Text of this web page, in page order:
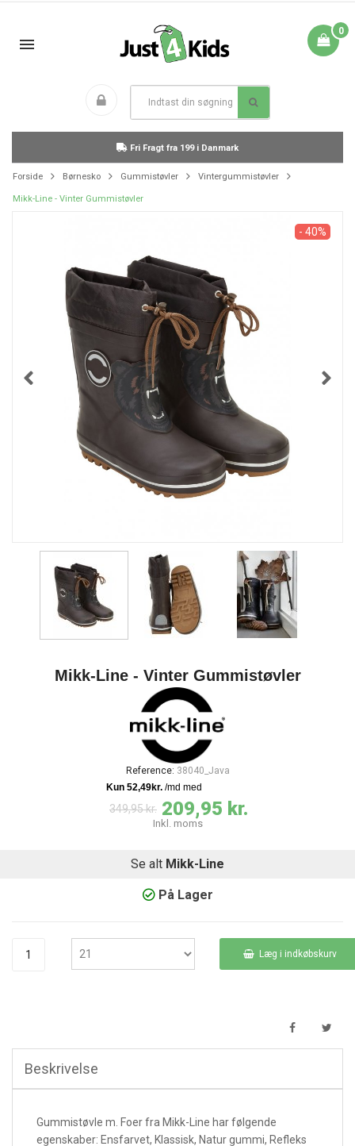
0
Fri Fragt fra 199 i Danmark
Forside Børnesko Gummistøvler Vintergummistøvler
Mikk-Line - Vinter Gummistøvler
- 40%
Mikk-Line - Vinter Gummistøvler
Reference: 38040_Java
349,95 kr. 209,95 kr.
Inkl. moms
Se alt Mikk-Line
På Lager
Læg i indkøbskurv
Beskrivelse
Gummistøvle m. Foer fra Mikk-Line har følgende
egenskaber: Ensfarvet, Klassisk, Natur gummi, Refleks